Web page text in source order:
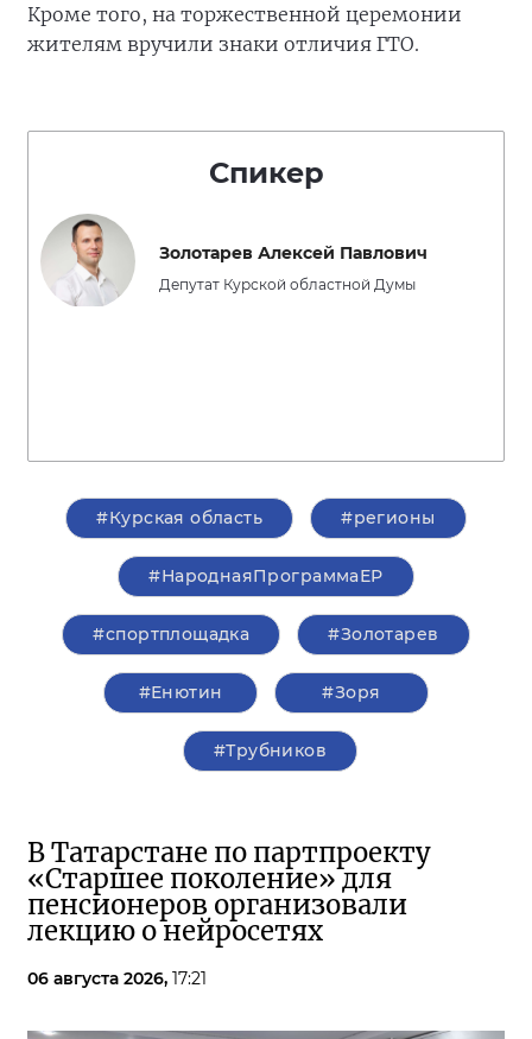
Кроме того, на торжественной церемонии
жителям вручили знаки отличия ГТО.
Спикер
Золотарев Алексей Павлович
Депутат Курской областной Думы
#Курская область #регионы
#НароднаяПрограммаЕР
#спортплощадка #Золотарев
#Енютин #Зоря
#Трубников
В Татарстане по партпроекту
«Старшее поколение» для
пенсионеров организовали
лекцию о нейросетях
06 августа 2026, 17:21